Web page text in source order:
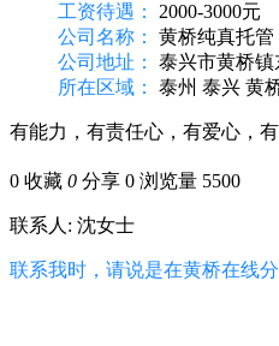
工资待遇：
2000-3000元
公司名称：
黄桥纯真托管
公司地址：
泰兴市黄桥镇
所在区域：
泰州 泰兴 黄
有能力，有责任心，有爱心，
0 收藏 0 分享 0 浏览量 5500
联系人: 沈女士
联系我时，请说是在黄桥在线